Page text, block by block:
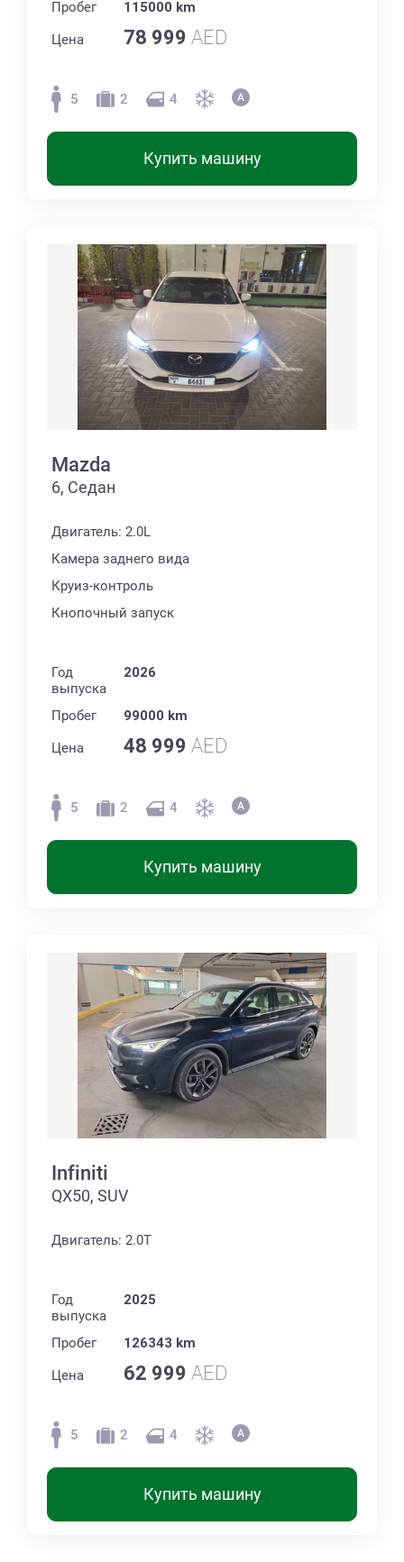
Пробег
115000 km
Цена
78 999 AED
5 2 4
Купить машину
Mazda
6, Седан
Двигатель: 2.0L
Камера заднего вида
Круиз-контроль
Кнопочный запуск
Год
выпуска
2026
Пробег
99000 km
Цена
48 999 AED
5 2 4
Купить машину
Infiniti
QX50, SUV
Двигатель: 2.0T
Год
выпуска
2025
Пробег
126343 km
Цена
62 999 AED
5 2 4
Купить машину